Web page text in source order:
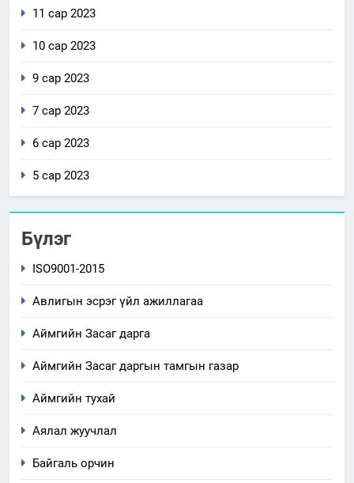
11 сар 2023
10 сар 2023
9 сар 2023
7 сар 2023
6 сар 2023
5 сар 2023
Бүлэг
ISO9001-2015
Авлигын эсрэг үйл ажиллагаа
Аймгийн Засаг дарга
Аймгийн Засаг даргын тамгын газар
Аймгийн тухай
Аялал жуучлал
Байгаль орчин